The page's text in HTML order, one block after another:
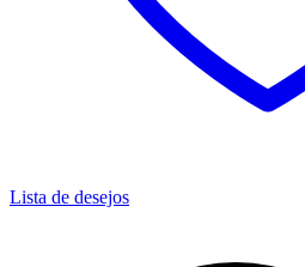
Lista de desejos